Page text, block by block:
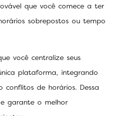
que você comece a ter
sobrepostos ou tempo
você centralize seus
plataforma, integrando
conflitos de horários. Dessa
garante o melhor